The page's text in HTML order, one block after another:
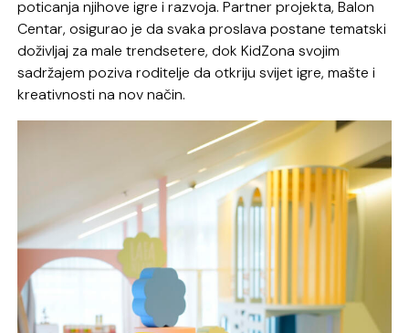
poticanja njihove igre i razvoja. Partner projekta, Balon
Centar, osigurao je da svaka proslava postane tematski
doživljaj za male trendsetere, dok KidZona svojim
sadržajem poziva roditelje da otkriju svijet igre, mašte i
kreativnosti na nov način.